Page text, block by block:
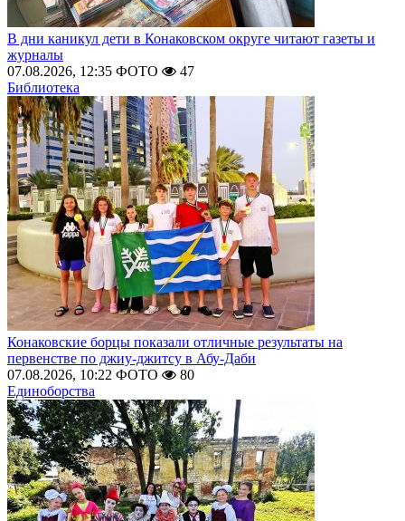
В дни каникул дети в Конаковском округе читают газеты и
журналы
07.08.2026, 12:35 ФОТО
47
Библиотека
Конаковские борцы показали отличные результаты на
первенстве по джиу-джитсу в Абу-Даби
07.08.2026, 10:22 ФОТО
80
Единоборства